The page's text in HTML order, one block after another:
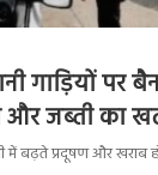
गाड़ियों पर
और जब्ती का
बढ़ते प्रदूषण और खराब